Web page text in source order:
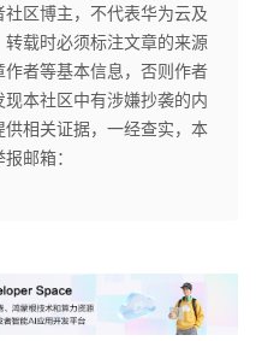
社区博主，不代表华为云及
载时必须标注文章的来源
作者等基本信息，否则作者
本社区中有涉嫌抄袭的内
相关证据，一经查实，本
邮箱：